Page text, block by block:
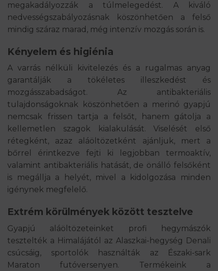
megakadályozzák a túlmelegedést. A kiváló
nedvességszabályozásnak köszönhetően a felső
mindig száraz marad, még intenzív mozgás során is.
Kényelem és higiénia
A varrás nélküli kivitelezés és a rugalmas anyag
garantálják a tökéletes illeszkedést és
mozgásszabadságot. Az antibakteriális
tulajdonságoknak köszönhetően a merinó gyapjú
nemcsak frissen tartja a felsőt, hanem gátolja a
kellemetlen szagok kialakulását. Viselését első
rétegként, azaz aláöltözetként ajánljuk, mert a
bőrrel érintkezve fejti ki legjobban termoaktív,
valamint antibakteriális hatását, de önálló felsőként
is megállja a helyét, mivel a kidolgozása minden
igénynek megfelelő.
Extrém körülmények között tesztelve
Gyapjú aláöltözeteinket profi hegymászók
tesztelték a Himalájától az Alaszkai-hegység Denali
csúcsáig, sportolók használták az Északi-sark
Maraton futóversenyen. Termékeink a